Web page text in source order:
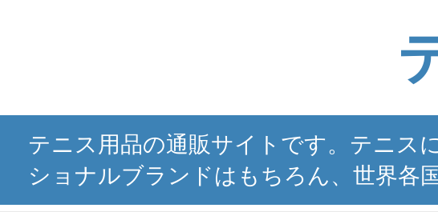
テニス用品の通販サイトです。テニス
ショナルブランドはもちろん、世界各